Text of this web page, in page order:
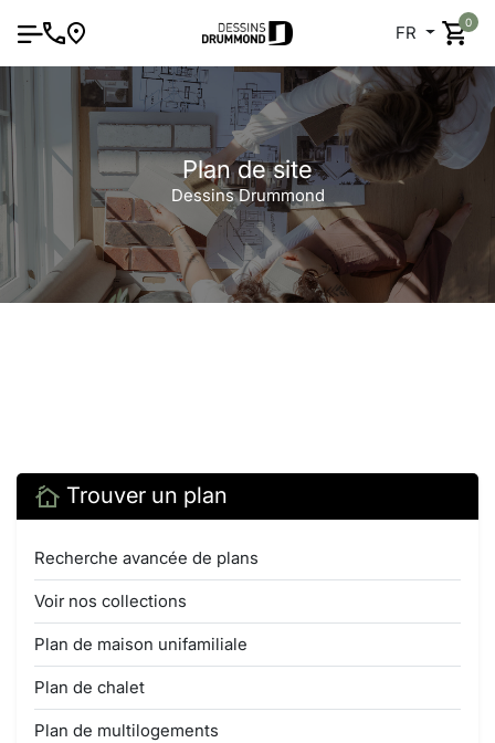
FR
0
Plan de site
Dessins Drummond
Trouver un plan
Recherche avancée de plans
Voir nos collections
Plan de maison unifamiliale
Plan de chalet
Plan de multilogements